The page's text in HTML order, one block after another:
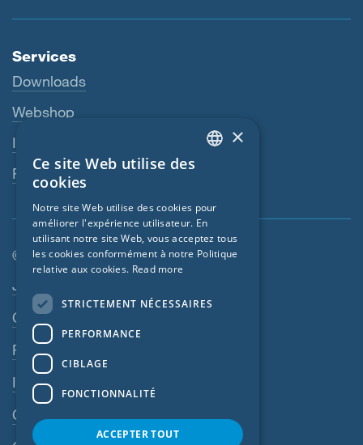
Services
Downloads
Webshop
Interlocuteur
Revendeurs
© SIGA 2026
Jobs
Contact
Règles de confidentialité
Impressum
CGV
ENGLISH
FRENCH
CZECH
LATVIAN
×
Ce site Web utilise des
cookies
Notre site Web utilise des cookies pour
améliorer l'expérience utilisateur. En
utilisant notre site Web, vous acceptez tous
les cookies conformément à notre Politique
relative aux cookies. Read more
STRICTEMENT NÉCESSAIRES
PERFORMANCE
CIBLAGE
FONCTIONNALITÉ
ACCEPTER TOUT